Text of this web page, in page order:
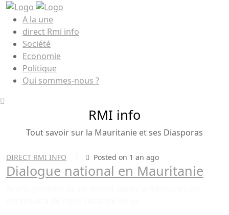
A la une
direct Rmi info
Société
Economie
Politique
Qui sommes-nous ?
RMI info
Tout savoir sur la Mauritanie et ses Diasporas
DIRECT RMI INFO Posted on 1 an ago
Dialogue national en Mauritanie